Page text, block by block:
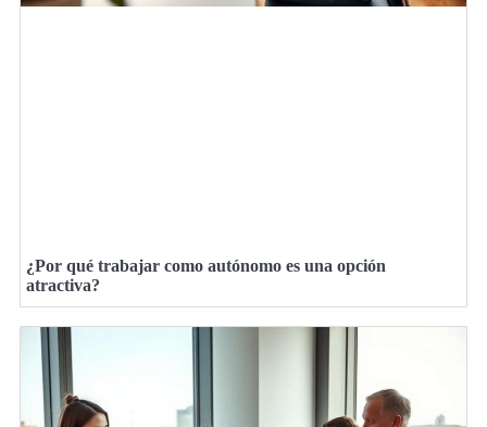
¿Por qué trabajar como autónomo es una opción
atractiva?